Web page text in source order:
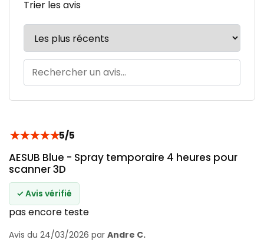
Trier les avis
★★★★★5/5
AESUB Blue - Spray temporaire 4 heures pour
scanner 3D
✓ Avis vérifié
pas encore teste
Avis du 24/03/2026 par Andre C.